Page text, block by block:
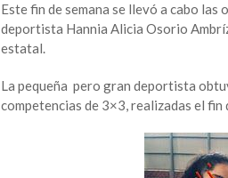
Este fin de semana se llevó a cabo las
deportista Hannia Alicia Osorio
estatal.
La pequeña pero gran deportista
competencias de 3×3, realizadas el fin